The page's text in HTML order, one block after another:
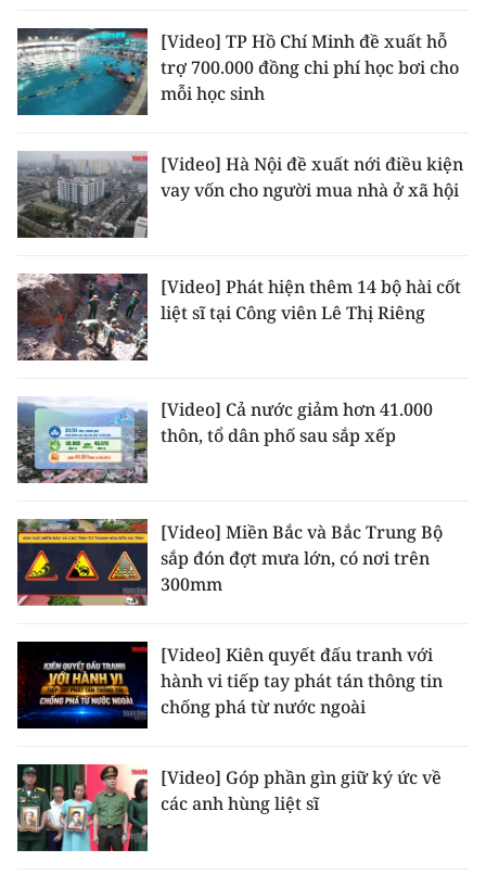
Trung du và miền núi phía Bắc
Đồng bằng sông Hồng
Duyên hải Nam Trung Bộ và Tây
Nguyên
Đồng bằng sông Cửu Long
Chuyên trang Hà Nội
Chuyên trang TP. Hồ Chí Minh
CHUYÊN ĐỀ
VỀ BÁO NHÂN DÂN
NHÂN DÂN CUỐI TUẦN
NHÂN DÂN HẰNG THÁNG
MUA BÁO
ĐỌC BÁO IN
[Video] TP Hồ Chí Minh đề xuất hỗ
trợ 700.000 đồng chi phí học bơi cho
mỗi học sinh
[Video] Hà Nội đề xuất nới điều kiện
vay vốn cho người mua nhà ở xã hội
[Video] Phát hiện thêm 14 bộ hài cốt
liệt sĩ tại Công viên Lê Thị Riêng
[Video] Cả nước giảm hơn 41.000
thôn, tổ dân phố sau sắp xếp
[Video] Miền Bắc và Bắc Trung Bộ
sắp đón đợt mưa lớn, có nơi trên
300mm
[Video] Kiên quyết đấu tranh với
hành vi tiếp tay phát tán thông tin
chống phá từ nước ngoài
[Video] Góp phần gìn giữ ký ức về
các anh hùng liệt sĩ